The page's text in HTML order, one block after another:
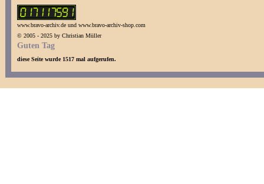
www.bravo-archiv.de und www.bravo-archiv-shop.com
© 2005 - 2025 by Christian Müller
Guten Tag
diese Seite wurde 1517 mal aufgerufen.